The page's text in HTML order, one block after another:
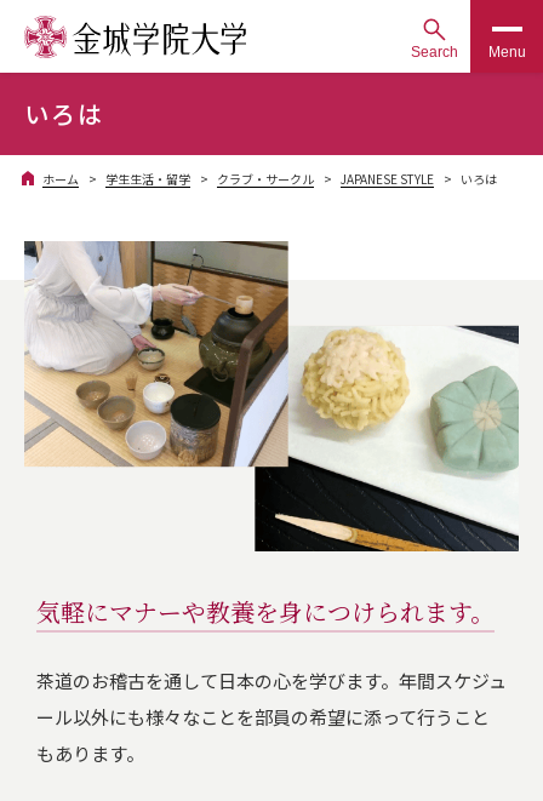
Search Menu
いろは
ホーム 学生生活・留学 クラブ・サークル JAPANESE STYLE いろは
気軽にマナーや教養を身につけられます。
茶道のお稽古を通して日本の心を学びます。年間スケジュ
ール以外にも様々なことを部員の希望に添って行うこと
もあります。